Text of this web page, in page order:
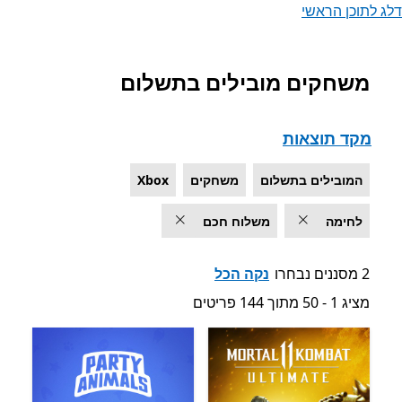
דלג לתוכן הראשי
רשימה של Microsoft.com
משחקים מובילים בתשלום
מקד תוצאות
המובילים בתשלום משחקים Xbox
לחימה משלוח חכם
2 מסננים נבחרו
נקה הכל
מציג 1 - 50 מתוך 144 פריטים
מציג 1 - 50 מתוך 144 פריטים